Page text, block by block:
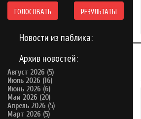
ГОЛОСОВАТЬ РЕЗУЛЬТАТЫ
Новости из паблика:
Архив новостей:
Август 2026 (5)
Июль 2026 (16)
Июнь 2026 (6)
Май 2026 (20)
Апрель 2026 (5)
Март 2026 (5)